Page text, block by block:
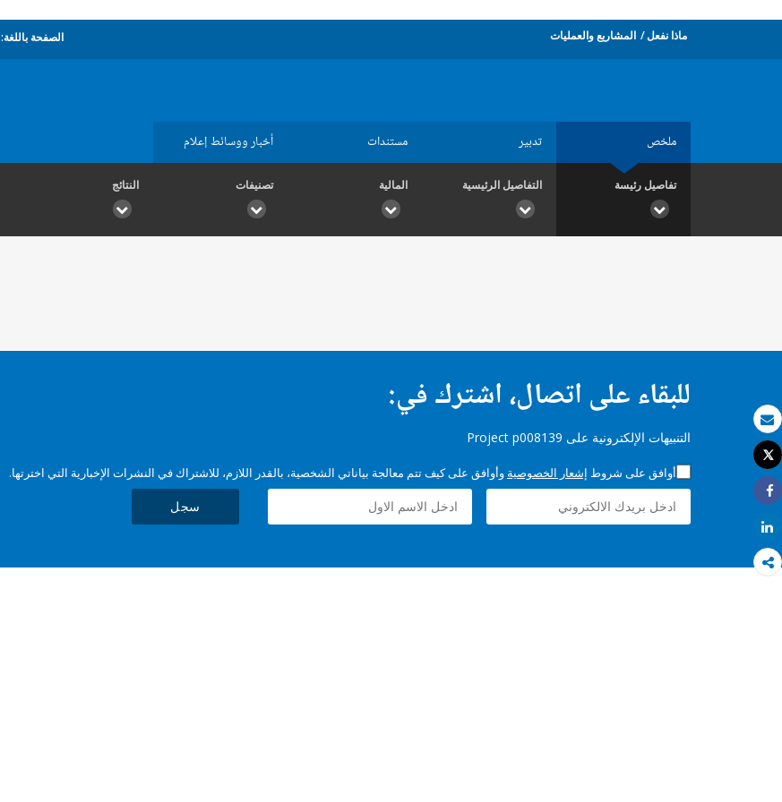
بريد الكتروني
طباعة
Tweet
Share
Share
ماذا نفعل المشاريع والعمليات الصفحة باللغة:
ملخص تدبير مستندات أخبار ووسائط إعلام
تفاصيل رئيسة التفاصيل الرئيسية المالية تصنيفات النتائج
للبقاء على اتصال، اشترك في:
التنبيهات الإلكترونية على Project p008139
أوافق على شروط إشعار الخصوصية وأوافق على كيف تتم معالجة بياناتي الشخصية، بالقدر اللازم، للاشتراك في النشرات الإخبارية التي اخترتها.
سجل